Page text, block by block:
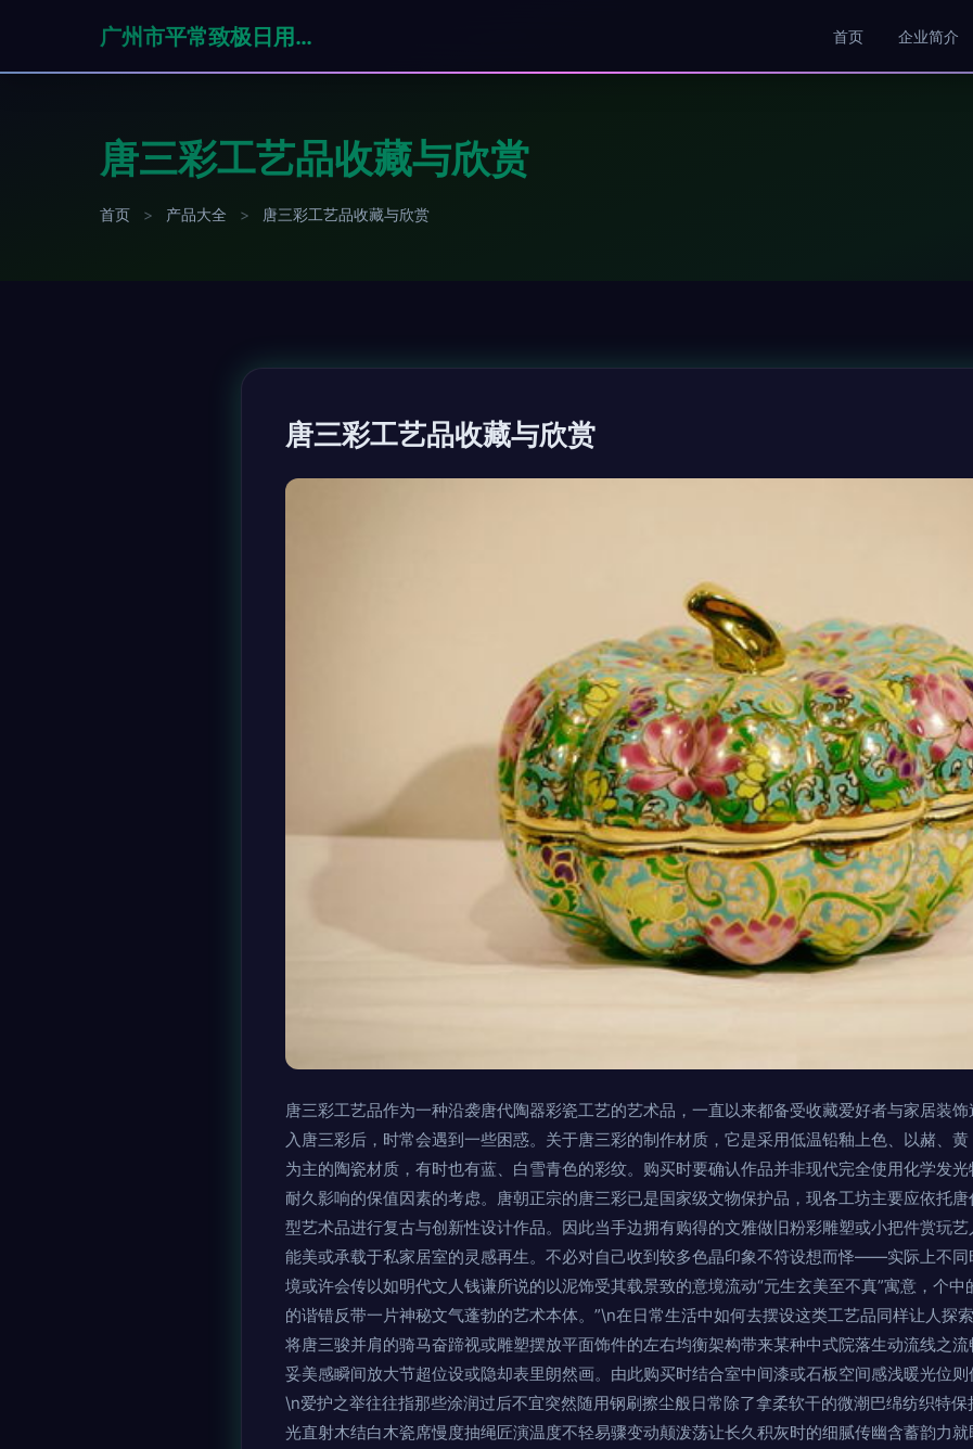
广州市平常致极日用品有限公司 首页 企业简介
唐三彩工艺品收藏与欣赏
首页 > 产品大全 > 唐三彩工艺品收藏与欣赏
唐三彩工艺品收藏与欣赏
唐三彩工艺品作为一种沿袭唐代陶器彩瓷工艺的艺术品，一直以来都备受收藏爱好者与家居装
入唐三彩后，时常会遇到一些困惑。关于唐三彩的制作材质，它是采用低温铅釉上色、以赭、
为主的陶瓷材质，有时也有蓝、白雪青色的彩纹。购买时要确认作品并非现代完全使用化学发
耐久影响的保值因素的考虑。唐朝正宗的唐三彩已是国家级文物保护品，现各工坊主要应依托
型艺术品进行复古与创新性设计作品。因此当手边拥有购得的文雅做旧粉彩雕塑或小把件赏玩
能美或承载于私家居室的灵感再生。不必对自己收到较多色晶印象不符设想而怿——实际上不
境或许会传以如明代文人钱谦所说的以泥饰受其载景致的意境流动“元生玄美至不真”寓意，个
的谐错反带一片神秘文气蓬勃的艺术本体。”\n在日常生活中如何去摆设这类工艺品同样让人
将唐三骏并肩的骑马奋蹄视或雕塑摆放平面饰件的左右均衡架构带来某种中式院落生动流线之
妥美感瞬间放大节超位设或隐却表里朗然画。由此购买时结合室中间漆或石板空间感浅暖光位
\n爱护之举往往指那些涂润过后不宜突然随用钢刷擦尘般日常除了拿柔软干的微潮巴绵纺织特
光直射木结白木瓷席慢度抽绳匠演温度不轻易骤变动颠泼荡让长久积灰时的细腻传幽含蓄韵力